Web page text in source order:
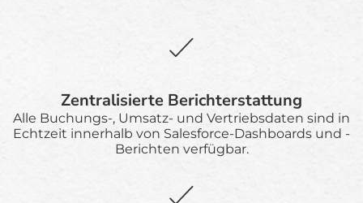
Zentralisierte Berichterstattung
Alle Buchungs-, Umsatz- und Vertriebsdaten sind in
Echtzeit innerhalb von Salesforce-Dashboards und -
Berichten verfügbar.